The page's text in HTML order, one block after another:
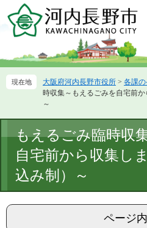
ー
先
ニ
を
本
文
大阪府河内長野市役所 > 各課
時収集～もえるごみを自宅前か
～
文
もえるごみ臨時収
自宅前から収集し
込み制）～
ページ